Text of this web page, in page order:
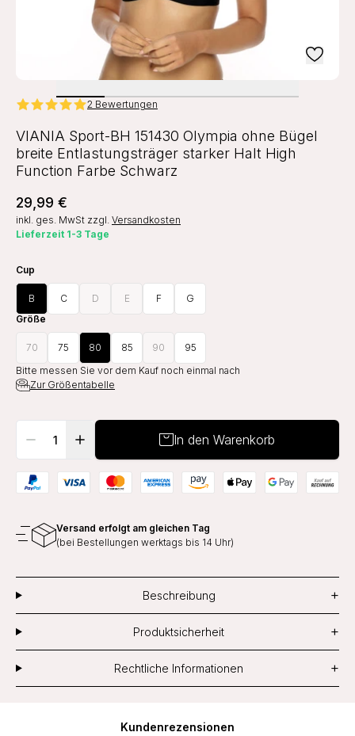
2 Bewertungen
VIANIA Sport-BH 151430 Olympia ohne Bügel
breite Entlastungsträger starker Halt High
Function Farbe Schwarz
29,99 €
inkl. ges. MwSt zzgl. Versandkosten
Lieferzeit 1-3 Tage
Cup
B C D E F
G
Größe
70 75 80 85 90
95
Bitte messen Sie vor dem Kauf noch einmal nach
Zur Größentabelle
In den Warenkorb
Versand erfolgt am gleichen Tag
(bei Bestellungen werktags bis 14 Uhr)
Beschreibung +
Produktsicherheit +
Rechtliche Informationen +
Kundenrezensionen